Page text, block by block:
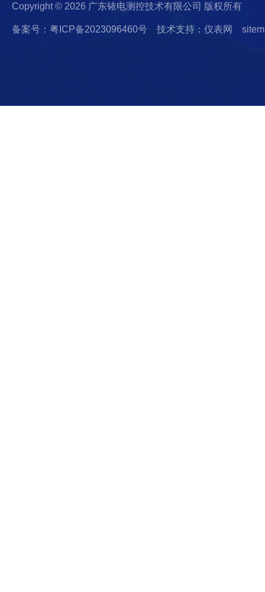
Copyright © 2026 广东铱电测控技术有限公司 版权所有
备案号：粤ICP备2023096460号 技术支持：仪表网